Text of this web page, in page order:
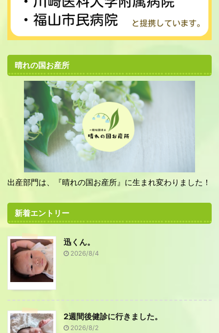
晴れの国お産所
出産部門は、『晴れの国お産所』に生まれ変わりました！
新着エントリー
迅くん。
2026/8/4
2週間後健診に行きました。
2026/8/2